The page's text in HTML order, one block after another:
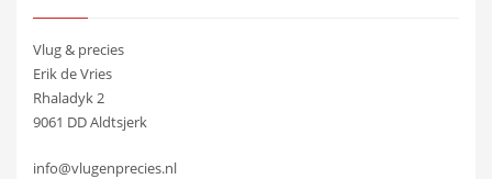
Vlug & precies
Erik de Vries
Rhaladyk 2
9061 DD Aldtsjerk
info@vlugenprecies.nl